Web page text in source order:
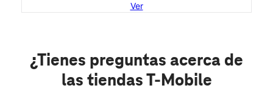
Ver
¿Tienes preguntas acerca de
las tiendas T-Mobile